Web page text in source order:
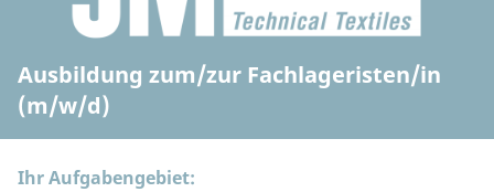
Ausbildung zum/zur Fachlageristen/in
(m/w/d)
Ihr Aufgabengebiet: